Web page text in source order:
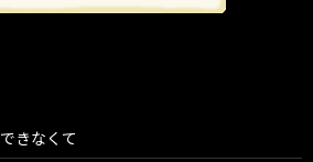
きなくて